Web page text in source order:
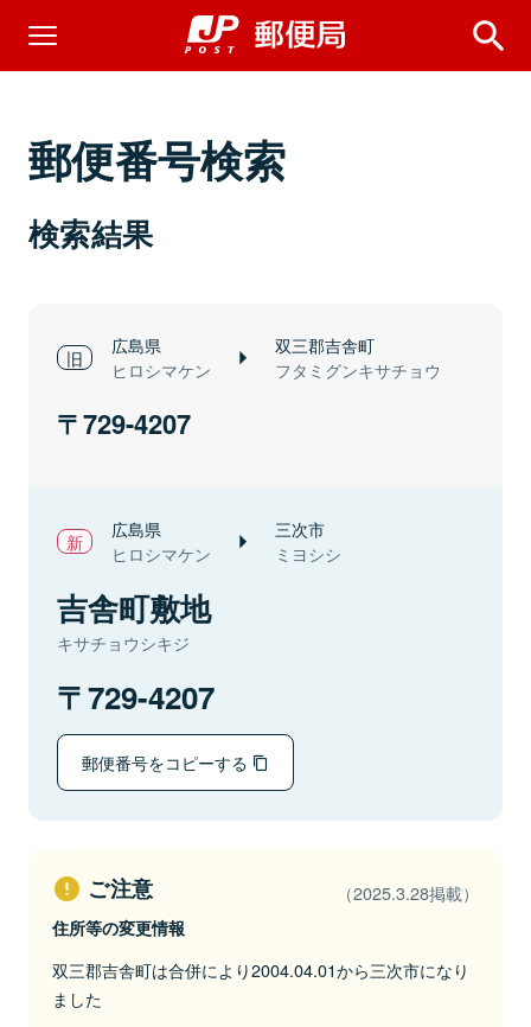
郵便番号検索
検索結果
広島県
ヒロシマケン
双三郡吉舎町
フタミグンキサチョウ
729-4207
広島県
ヒロシマケン
三次市
ミヨシシ
吉舎町敷地
キサチョウシキジ
729-4207
郵便番号をコピーする
ご注意 （2025.3.28掲載）
住所等の変更情報
双三郡吉舎町は合併により2004.04.01から三次市になり
ました